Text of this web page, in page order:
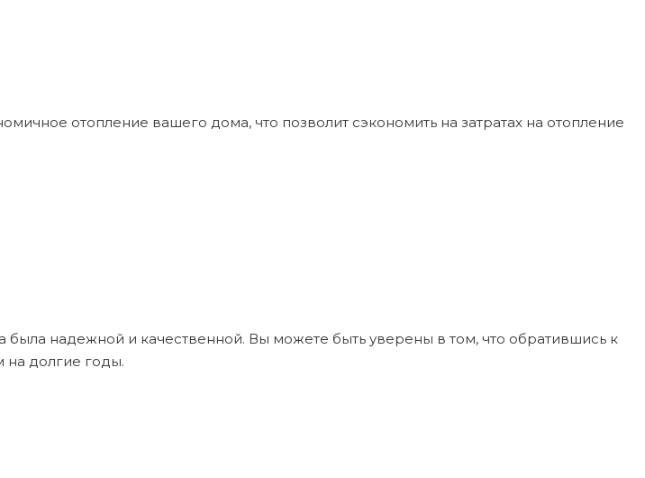
отопление вашего дома, что позволит сэкономить на затратах на отопление
надежной и качественной. Вы можете быть уверены в том, что обратившись к
на долгие годы.